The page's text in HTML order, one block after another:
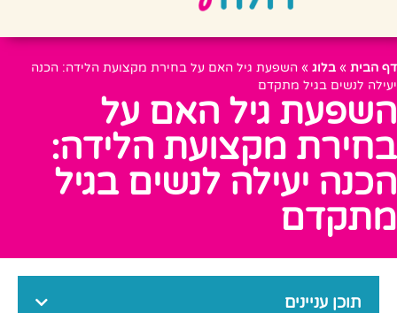
דף הבית » בלוג » השפעת גיל האם על בחירת מקצועת הלידה: הכנה
יעילה לנשים בגיל מתקדם
השפעת גיל האם על
בחירת מקצועת הלידה:
הכנה יעילה לנשים בגיל
מתקדם
תוכן עניינים